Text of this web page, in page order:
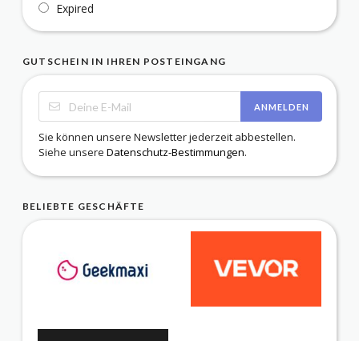
Expired
GUTSCHEIN IN IHREN POSTEINGANG
ANMELDEN
Sie können unsere Newsletter jederzeit abbestellen.
Siehe unsere Datenschutz-Bestimmungen.
BELIEBTE GESCHÄFTE